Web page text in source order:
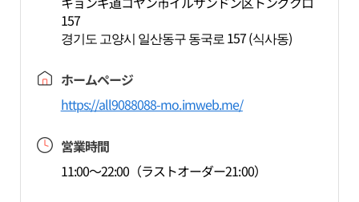
157
경기도 고양시 일산동구 동국로 157 (식사동)
ホームページ
https://all9088088-mo.imweb.me/
営業時間
11:00～22:00（ラストオーダー21:00）